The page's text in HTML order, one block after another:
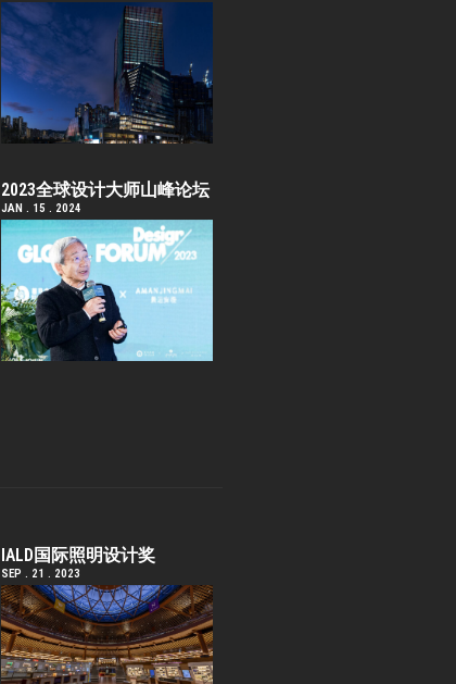
2023全球设计大师山峰论坛
JAN . 15 . 2024
IALD国际照明设计奖
SEP . 21 . 2023